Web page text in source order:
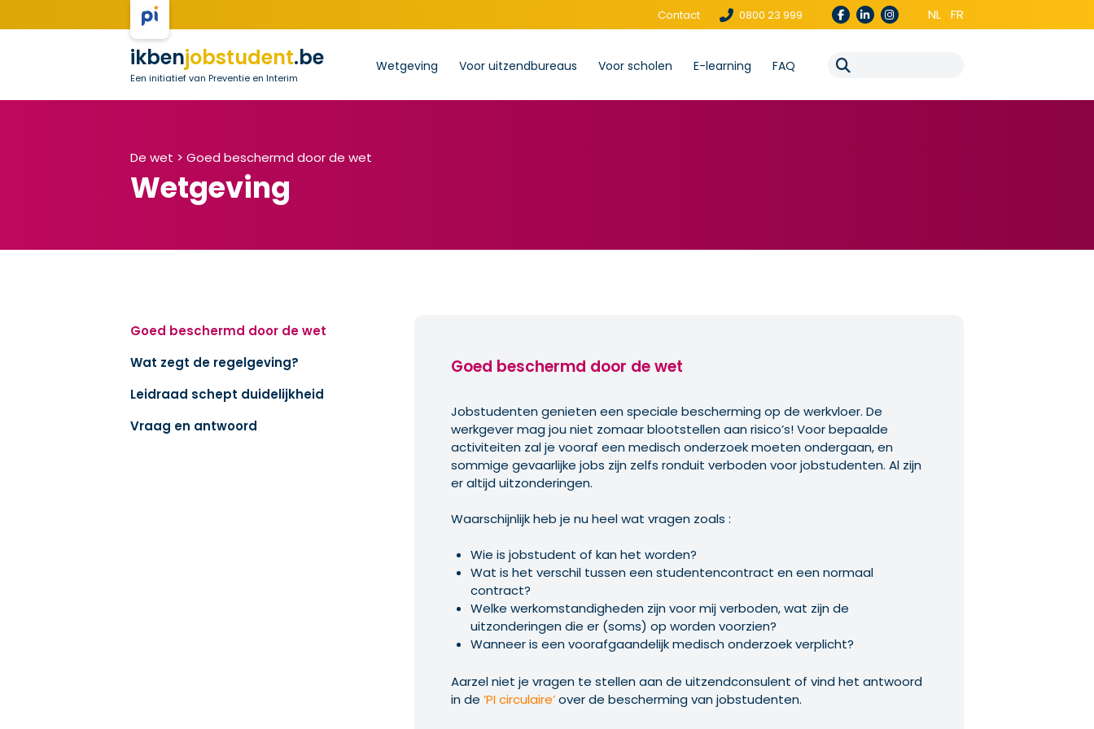
Contact 0800 23 999 NL FR
ikbenjobstudent.be
Een initiatief van Preventie en Interim
Wetgeving Voor uitzendbureaus Voor scholen E-learning FAQ
De wet > Goed beschermd door de wet
Wetgeving
Goed beschermd door de wet
Wat zegt de regelgeving?
Leidraad schept duidelijkheid
Vraag en antwoord
Goed beschermd door de wet
Jobstudenten genieten een speciale bescherming op de werkvloer. De
werkgever mag jou niet zomaar blootstellen aan risico’s! Voor bepaalde
activiteiten zal je vooraf een medisch onderzoek moeten ondergaan, en
sommige gevaarlijke jobs zijn zelfs ronduit verboden voor jobstudenten. Al zijn
er altijd uitzonderingen.
Waarschijnlijk heb je nu heel wat vragen zoals :
Wie is jobstudent of kan het worden?
Wat is het verschil tussen een studentencontract en een normaal
contract?
Welke werkomstandigheden zijn voor mij verboden, wat zijn de
uitzonderingen die er (soms) op worden voorzien?
Wanneer is een voorafgaandelijk medisch onderzoek verplicht?
Aarzel niet je vragen te stellen aan de uitzendconsulent of vind het antwoord
in de‘PI circulaire’over de bescherming van jobstudenten.